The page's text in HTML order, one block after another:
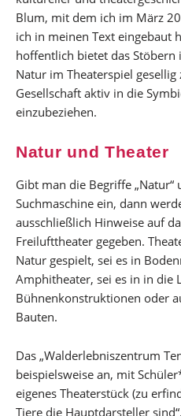
Blum, mit dem ich im März
ich in meinen Text eingebaut
hoffentlich bietet das
Natur im Theaterspiel
Gesellschaft aktiv in die
einzubeziehen.
Natur und Theater
Gibt man die Begriffe „Natur“
Suchmaschine ein, dann
ausschließlich Hinweise auf
Freilufttheater gegeben.
Natur gespielt, sei es in
Amphitheater, sei es in in die
Bühnenkonstruktionen oder
Bauten.
Das „Walderlebniszentrum
beispielsweise an, mit
eigenes Theaterstück (zu
Tiere die Hauptdarsteller